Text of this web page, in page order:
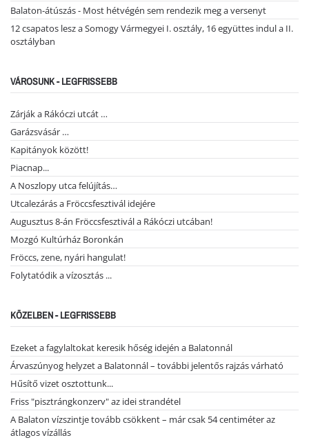
Balaton-átúszás - Most hétvégén sem rendezik meg a versenyt
12 csapatos lesz a Somogy Vármegyei I. osztály, 16 együttes indul a II.
osztályban
VÁROSUNK - LEGFRISSEBB
Zárják a Rákóczi utcát …
Garázsvásár …
Kapitányok között!
Piacnap...
A Noszlopy utca felújítás…
Utcalezárás a Fröccsfesztivál idejére
Augusztus 8-án Fröccsfesztivál a Rákóczi utcában!
Mozgó Kultúrház Boronkán
Fröccs, zene, nyári hangulat!
Folytatódik a vízosztás ...
KÖZELBEN - LEGFRISSEBB
Ezeket a fagylaltokat keresik hőség idején a Balatonnál
Árvaszúnyog helyzet a Balatonnál – további jelentős rajzás várható
Hűsítő vizet osztottunk...
Friss "pisztrángkonzerv" az idei strandétel
A Balaton vízszintje tovább csökkent – már csak 54 centiméter az
átlagos vízállás